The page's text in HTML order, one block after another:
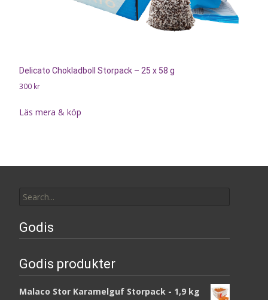
Delicato Chokladboll Storpack – 25 x 58 g
300 kr
Läs mera & köp
for:
Godis
Godis produkter
Malaco Stor Karamelguf Storpack - 1,9 kg